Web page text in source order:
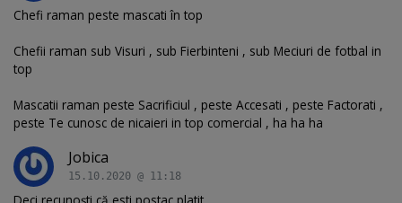
Chefi raman peste mascati în top
Chefii raman sub Visuri , sub Fierbinteni , sub Meciuri de fotbal in
top
Mascatii raman peste Sacrificiul , peste Accesati , peste Factorati ,
peste Te cunosc de nicaieri in top comercial , ha ha ha
Jobica
15.10.2020 @ 11:18